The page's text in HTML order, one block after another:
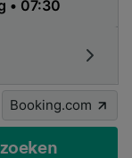
Booking.com